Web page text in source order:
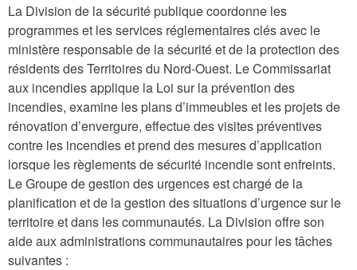
La Division de la sécurité publique coordonne les
programmes et les services réglementaires clés avec le
ministère responsable de la sécurité et de la protection des
résidents des Territoires du Nord-Ouest. Le Commissariat
aux incendies applique la Loi sur la prévention des
incendies, examine les plans d’immeubles et les projets de
rénovation d’envergure, effectue des visites préventives
contre les incendies et prend des mesures d’application
lorsque les règlements de sécurité incendie sont enfreints.
Le Groupe de gestion des urgences est chargé de la
planification et de la gestion des situations d’urgence sur le
territoire et dans les communautés. La Division offre son
aide aux administrations communautaires pour les tâches
suivantes :